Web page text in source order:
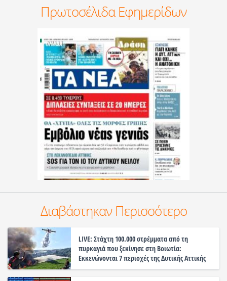
Πρωτοσέλιδα Εφημερίδων
Διαβάστηκαν Περισσότερο
LIVE: Στάχτη 100.000 στρέμματα από τη
πυρκαγιά που ξεκίνησε στη Βοιωτία:
Εκκενώνονται 7 περιοχές της Δυτικής Αττικής